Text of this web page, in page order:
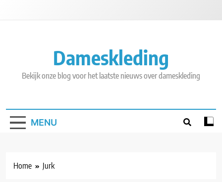
Dameskleding
Bekijk onze blog voor het laatste nieuws over dameskleding
MENU
Home Jurk